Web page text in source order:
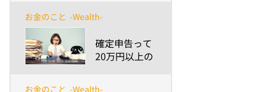
計のムダ削減
を考える際に
役立つお金の
話
お金のこと -Wealth-
​確定申告って
20万円以上の
ら必要なの？
お金のこと -Wealth-